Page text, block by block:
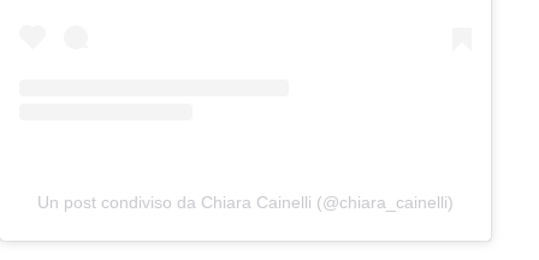
Un post condiviso da Chiara Cainelli (@chiara_cainelli)